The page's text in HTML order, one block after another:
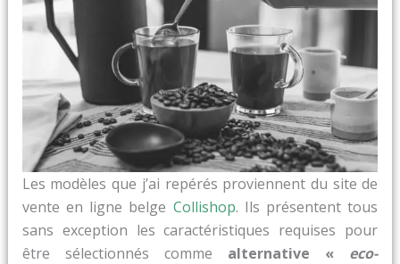
Les modèles que j’ai repérés proviennent du site de
vente en ligne belge Collishop. Ils présentent tous
sans exception les caractéristiques requises pour
être sélectionnés comme alternative « eco-